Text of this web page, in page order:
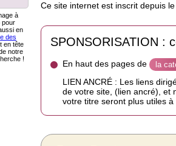
à
pour
en
des
en tête
notre
!
Ce site internet est inscrit depuis
SPONSORISATION :
En haut des pages de la
LIEN ANCRÉ : Les liens
de votre site, (lien ancré), et
votre titre seront plus utiles